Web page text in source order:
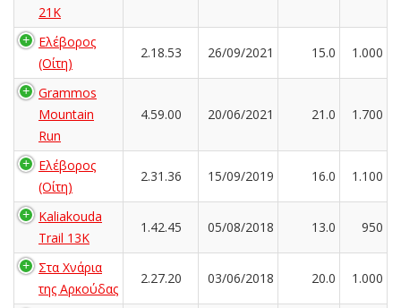
21Κ
Ελέβορος
(Οίτη)
2.18.53 26/09/2021 15.0 1.000
Grammos
Mountain
Run
4.59.00 20/06/2021 21.0 1.700
Ελέβορος
(Οίτη)
2.31.36 15/09/2019 16.0 1.100
Kaliakouda
Trail 13K
1.42.45 05/08/2018 13.0 950
Στα Χνάρια
της Αρκούδας
2.27.20 03/06/2018 20.0 1.000